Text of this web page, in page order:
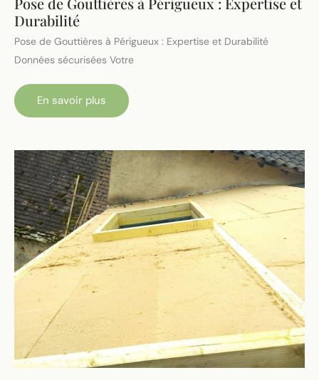
Durabilité
Pose de Gouttières à Périgueux : Expertise et Durabilité
Données sécurisées Votre
Pose
Gouttières
:
Expertise
et
Durabilité
En savoir plus